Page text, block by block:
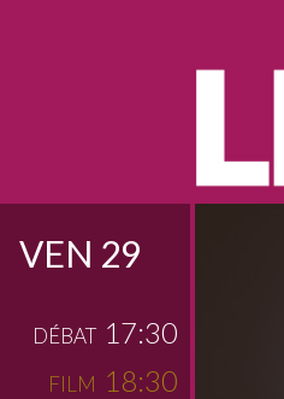
VEN 29
DÉBAT 17:30
FILM 18:30